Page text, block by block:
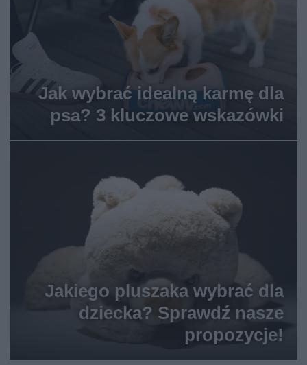
Jak wybrać idealną karmę dla
psa? 3 kluczowe wskazówki
Jakiego pluszaka wybrać dla
dziecka? Sprawdź nasze
propozycje!